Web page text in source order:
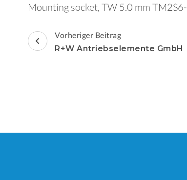
Mounting socket, TW 5.0 mm
Beitragsnavigation
Vorheriger Beitrag
R+W Antriebselemente GmbH